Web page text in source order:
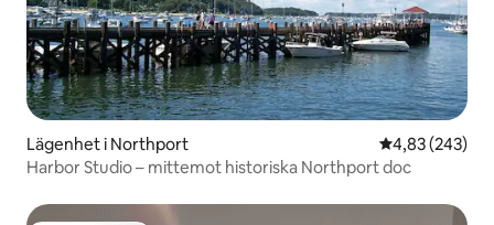
Lägenhet i Northport 4,83 av 5 i
4,83 (243)
Harbor Studio – mittemot historiska Northport doc